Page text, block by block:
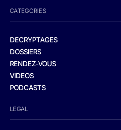
CATEGORIES
DECRYPTAGES
DOSSIERS
RENDEZ-VOUS
VIDEOS
PODCASTS
LEGAL